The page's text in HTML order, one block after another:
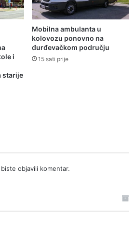
i
starije
Mobilna ambulanta u
kolovozu ponovno na
đurđevačkom području
15 sati prije
objavili komentar.